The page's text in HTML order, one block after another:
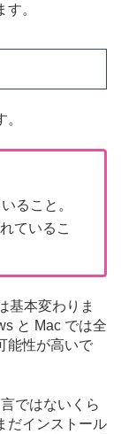
。
ること。
ているこ
基本変わりま
と Mac では全
能性が高いで
ではないくら
だインストール